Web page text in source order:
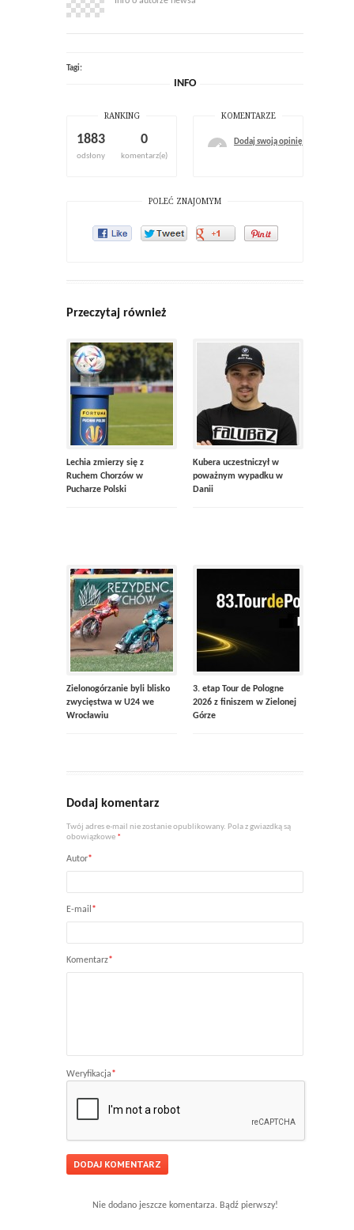
Tagi:
INFO
RANKING
1883
odsłony
0
komentarz(e)
KOMENTARZE
Dodaj swoją opinię
POLEĆ ZNAJOMYM
Przeczytaj również
Lechia zmierzy się z
Ruchem Chorzów w
Pucharze Polski
Kubera uczestniczył w
poważnym wypadku w
Danii
Zielonogórzanie byli blisko
zwycięstwa w U24 we
Wrocławiu
3. etap Tour de Pologne
2026 z finiszem w Zielonej
Górze
Dodaj komentarz
Twój adres e-mail nie zostanie opublikowany. Pola z gwiazdką są
obowiązkowe *
Autor*
E-mail*
Komentarz*
Weryfikacja*
Nie dodano jeszcze komentarza. Bądź pierwszy!